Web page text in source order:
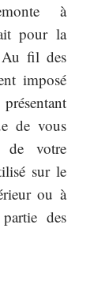
à
pour la
Au fil des
imposé
de vous
de votre
sur le
ou à
des